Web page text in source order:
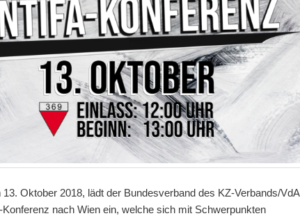
Oktober 2018, lädt der Bundesverband des KZ-Verbands/VdA
nach Wien ein, welche sich mit Schwerpunkten